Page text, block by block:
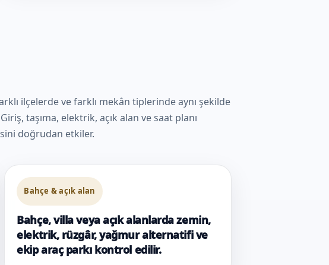
ilçelerde ve farklı mekân tiplerinde aynı şekilde
taşıma, elektrik, açık alan ve saat planı
doğrudan etkiler.
Bahçe & açık alan
Bahçe, villa veya açık alanlarda zemin,
elektrik, rüzgâr, yağmur alternatifi ve
ekip araç parkı kontrol edilir.